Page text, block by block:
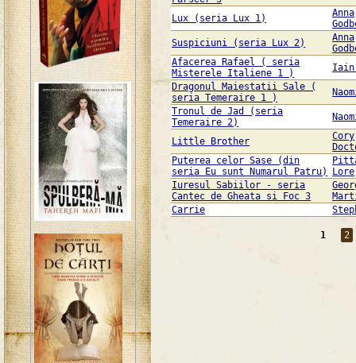
Lux (seria Lux 1)
Anna
Suspiciuni (seria Lux 2)
Anna
Afacerea Rafael ( seria
Misterele Italiene 1 )
Iain
Dragonul Maiestatii Sale (
seria Temeraire 1 )
Tronul de Jad (seria
Temeraire 2)
Little Brother
Cory
Puterea celor Sase (din
seria Eu sunt Numarul Patru)
Lore
Iuresul Sabiilor - seria
Cantec de Gheata si Foc 3
Carrie
1 2